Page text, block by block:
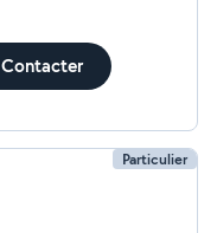
Contacter
Particulier